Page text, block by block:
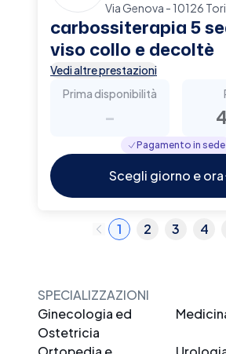
Via Genova - 10126
carbossiterapia 5
viso collo e decoltè
Vedi altre prestazioni
Prima disponibilità
-
Pagamento in sede
Scegli giorno e ora
1 2 3 4
SPECIALIZZAZIONI
Ginecologia ed
Ostetricia